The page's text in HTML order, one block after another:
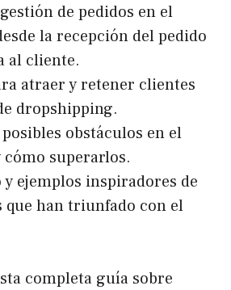
de pedidos en el
la recepción del pedido
al cliente.
atraer y retener clientes
dropshipping.
posibles obstáculos en el
superarlos.
y ejemplos inspiradores de
que han triunfado con el
completa guía sobre